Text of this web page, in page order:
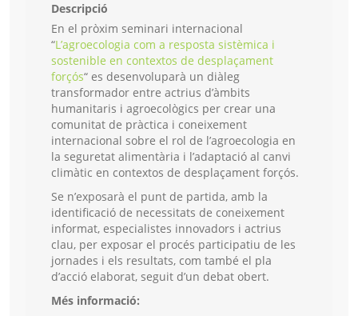
Descripció
En el pròxim seminari internacional
“L’agroecologia com a resposta sistèmica i
sostenible en contextos de desplaçament
forçós“ es desenvoluparà un diàleg
transformador entre actrius d’àmbits
humanitaris i agroecològics per crear una
comunitat de pràctica i coneixement
internacional sobre el rol de l’agroecologia en
la seguretat alimentària i l’adaptació al canvi
climàtic en contextos de desplaçament forçós.
Se n’exposarà el punt de partida, amb la
identificació de necessitats de coneixement
informat, especialistes innovadors i actrius
clau, per exposar el procés participatiu de les
jornades i els resultats, com també el pla
d’acció elaborat, seguit d’un debat obert.
Més informació: